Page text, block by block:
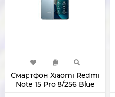
Смартфон Xiaomi Redmi
Note 15 Pro 8/256 Blue